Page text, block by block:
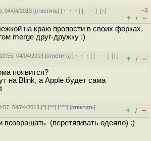
04/04/2013 [ответить] [ ﹢﹢﹢] [ · · ·][↑]
–2
+ / –
на краю пропости в своих форках.
merge друг-дружку :)
04/04/2013 [ответить] [ ﹢﹢﹢] [ · · ·][↓]
+ / –
появится?
на Blink, а Apple будет сама
04/04/2013 [^] [^^] [^^^] [ответить]
+ / –
возвращать (перетягивать одеяло) :)